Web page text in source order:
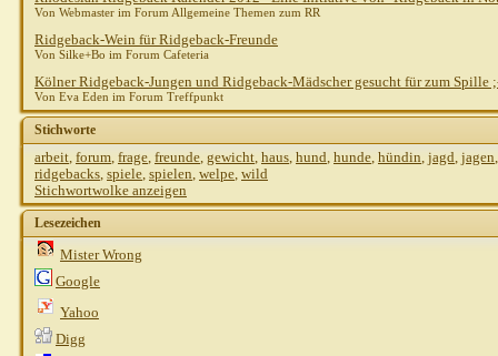
Von Webmaster im Forum Allgemeine Themen zum RR
Ridgeback-Wein für Ridgeback-Freunde
Von Silke+Bo im Forum Cafeteria
Kölner Ridgeback-Jungen und Ridgeback-Mädscher gesucht für zum Spille
Von Eva Eden im Forum Treffpunkt
Stichworte
arbeit, forum, frage, freunde, gewicht, haus, hund, hunde, hündin, jagd, jagen
ridgebacks, spiele, spielen, welpe, wild
Stichwortwolke anzeigen
Lesezeichen
Mister Wrong
Google
Yahoo
Digg